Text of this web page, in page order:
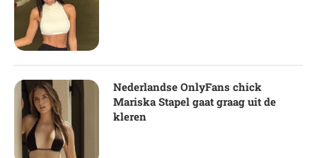
Nederlandse OnlyFans chick
Mariska Stapel gaat graag uit de
kleren